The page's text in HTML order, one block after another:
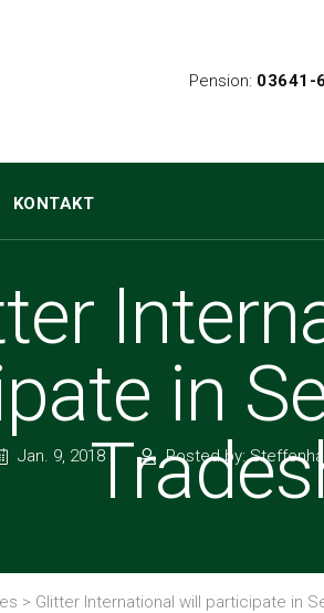
Pension: 03641-
KONTAKT
in
> Glitter International will participate in
Jan. 9, 2018 Posted by: